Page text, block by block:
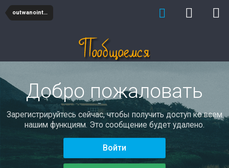
outwanointala
Добро пожаловать
Зарегистрируйтесь сейчас, чтобы получить доступ ко всем
нашим функциям. Это сообщение будет удалено.
Войти